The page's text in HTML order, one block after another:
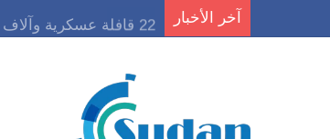
آخر الأخبار 22 قافلة عسكرية وآلاف الجنود.. ماذا يحدث في كردفان مع تصاعد أزمة النازحين؟